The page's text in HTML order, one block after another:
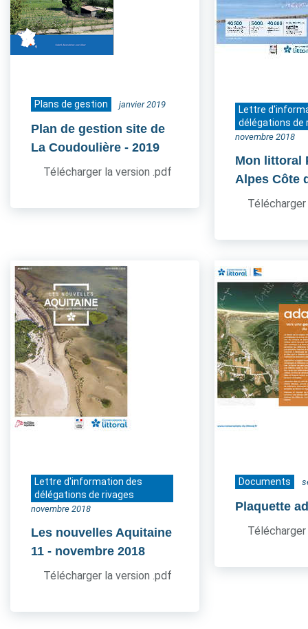
Plans de gestion janvier 2019
Plan de gestion site de
La Coudoulière - 2019
Télécharger la version .pdf
Lettre
délégations de
novembre 2018
Mon littoral
Alpes Côte
Lettre d'information des
délégations de rivages
novembre 2018
Les nouvelles Aquitaine
11 - novembre 2018
Télécharger la version .pdf
Documents
Plaquette